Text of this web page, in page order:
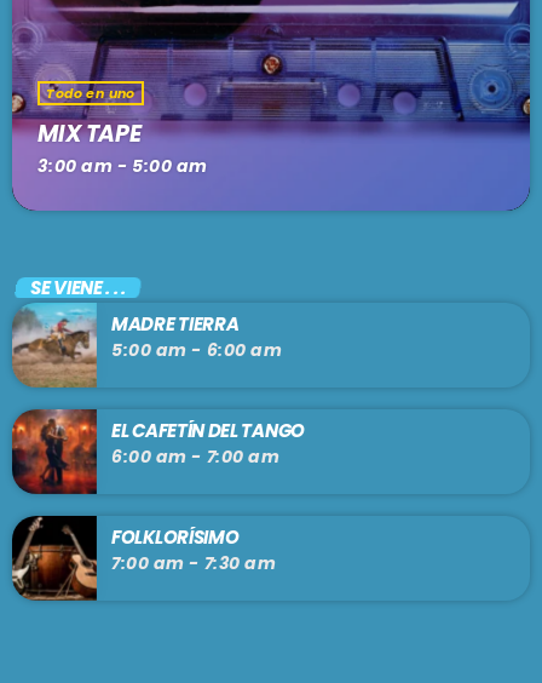
Todo en uno
MIX TAPE
3:00 am - 5:00 am
SE VIENE . . .
MADRE TIERRA
5:00 am - 6:00 am
EL CAFETÍN DEL TANGO
6:00 am - 7:00 am
FOLKLORÍSIMO
7:00 am - 7:30 am